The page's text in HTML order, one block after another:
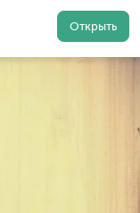
Открыть
Няни у метро